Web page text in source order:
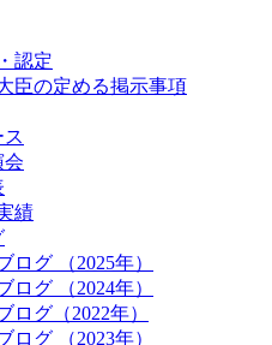
認定
臣の定める掲示事項
会
績
ログ （2025年）
ログ （2024年）
ログ（2022年）
ログ （2023年）